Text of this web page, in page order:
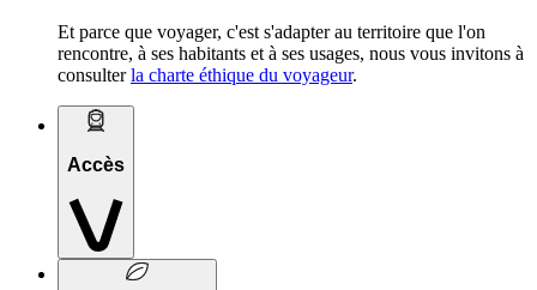
Et parce que voyager, c'est s'adapter au territoire que l'on
rencontre, à ses habitants et à ses usages, nous vous invitons à
consulterla charte éthique du voyageur.
Accès